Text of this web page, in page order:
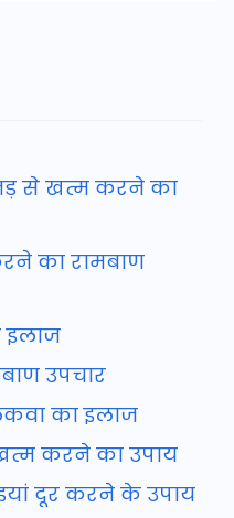
से खत्म करने का
का रामबाण
इलाज
उपचार
का इलाज
करने का उपाय
दूर करने के उपाय